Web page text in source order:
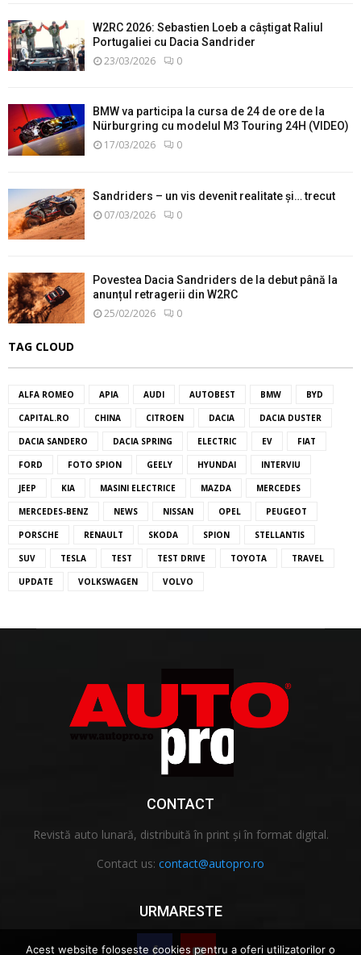
W2RC 2026: Sebastien Loeb a câștigat Raliul
Portugaliei cu Dacia Sandrider
23/03/2026 0
BMW va participa la cursa de 24 de ore de la
Nürburgring cu modelul M3 Touring 24H (VIDEO)
17/03/2026 0
Sandriders – un vis devenit realitate și… trecut
07/03/2026 0
Povestea Dacia Sandriders de la debut până la
anunțul retragerii din W2RC
25/02/2026 0
TAG CLOUD
ALFA ROMEO APIA AUDI AUTOBEST BMW BYD
CAPITAL.RO CHINA CITROEN DACIA DACIA DUSTER
DACIA SANDERO DACIA SPRING ELECTRIC EV FIAT
FORD FOTO SPION GEELY HYUNDAI INTERVIU
JEEP KIA MASINI ELECTRICE MAZDA MERCEDES
MERCEDES-BENZ NEWS NISSAN OPEL PEUGEOT
PORSCHE RENAULT SKODA SPION STELLANTIS
SUV TESLA TEST TEST DRIVE TOYOTA TRAVEL
UPDATE VOLKSWAGEN VOLVO
CONTACT
Revistă auto lunară, distribuită în print și în format digital.
Contact us: contact@autopro.ro
URMARESTE
Acest website foloseste cookies pentru a oferi utilizatorilor o